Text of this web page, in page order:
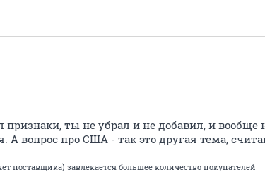
признаки, ты не убрал и не добавил, и вообще
А вопрос про США - так это другая тема,
поставщика) завлекается большее количество покупателей